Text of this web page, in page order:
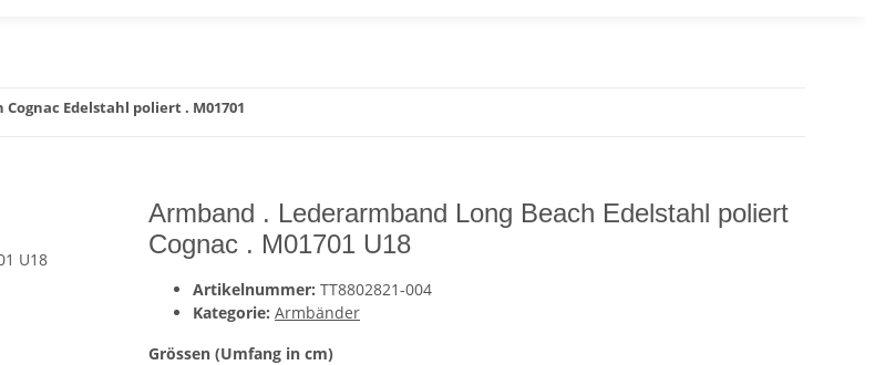
Edelstahl poliert . M01701
Armband . Lederarmband Long Beach Edelstahl poliert
Cognac . M01701 U18
Artikelnummer: TT8802821-004
Kategorie: Armbänder
Grössen (Umfang in cm)